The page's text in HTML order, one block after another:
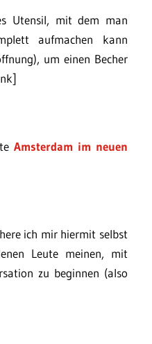
Utensil, mit dem man
aufmachen kann
um einen Becher
Amsterdam im neuen
ich mir hiermit selbst
Leute meinen, mit
zu beginnen (also